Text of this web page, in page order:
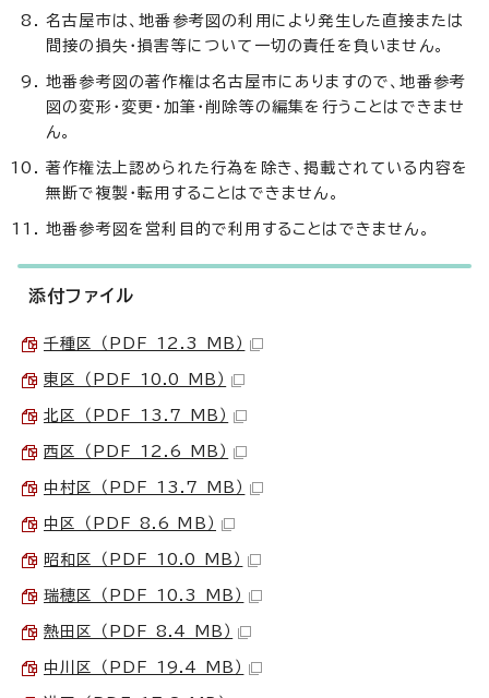
名古屋市は、地番参考図の利用により発生した直接または
間接の損失・損害等について一切の責任を負いません。
地番参考図の著作権は名古屋市にありますので、地番参考
図の変形・変更・加筆・削除等の編集を行うことはできませ
ん。
著作権法上認められた行為を除き、掲載されている内容を
無断で複製・転用することはできません。
地番参考図を営利目的で利用することはできません。
添付ファイル
千種区 （PDF 12.3 MB）
東区 （PDF 10.0 MB）
北区 （PDF 13.7 MB）
西区 （PDF 12.6 MB）
中村区 （PDF 13.7 MB）
中区 （PDF 8.6 MB）
昭和区 （PDF 10.0 MB）
瑞穂区 （PDF 10.3 MB）
熱田区 （PDF 8.4 MB）
中川区 （PDF 19.4 MB）